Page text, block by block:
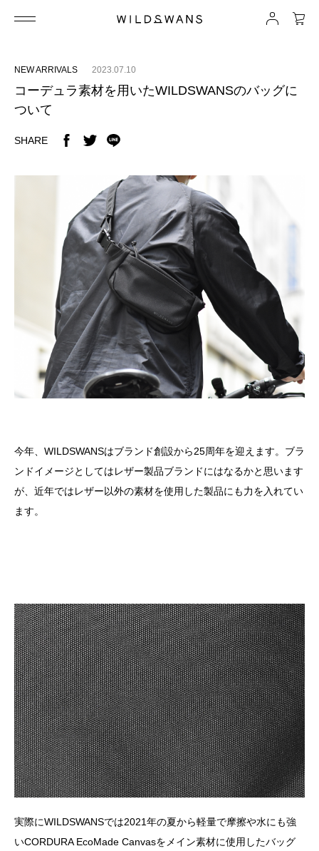
NEW ARRIVALS 2023.07.10
コーデュラ素材を用いたWILDSWANSのバッグに
ついて
SHARE
今年、WILDSWANSはブランド創設から25周年を迎えます。ブラ
ンドイメージとしてはレザー製品ブランドにはなるかと思います
が、近年ではレザー以外の素材を使用した製品にも力を入れてい
ます。
実際にWILDSWANSでは2021年の夏から軽量で摩擦や水にも強
いCORDURA EcoMade Canvasをメイン素材に使用したバッグ